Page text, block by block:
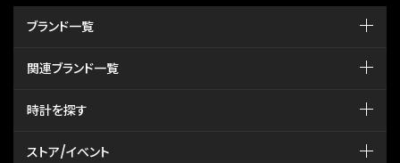
ブランド一覧
関連ブランド一覧
時計を探す
ストア/イベント